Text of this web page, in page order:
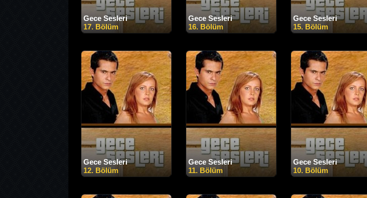
Gece Sesleri
17. Bölüm
Gece Sesleri
16. Bölüm
Gece Sesleri
15. Bölüm
Gece Sesleri
12. Bölüm
Gece Sesleri
11. Bölüm
Gece Sesleri
10. Bölüm